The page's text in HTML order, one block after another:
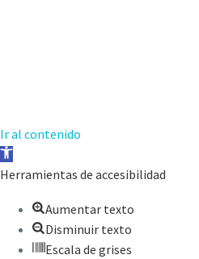
Ir al contenido
Abrir
barra
herramientas
Herramientas de accesibilidad
Aumentar texto
Disminuir texto
Escala de grises